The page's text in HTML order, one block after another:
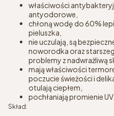
właściwości
antyodorowe,
chłoną wodę do 60%
pieluszka,
nie uczulają, są
noworodka oraz
problemy z nadwrażliwą
mają właściwości
poczucie świeżości i
otulają ciepłem,
pochłaniają promienie UV.
Skład: